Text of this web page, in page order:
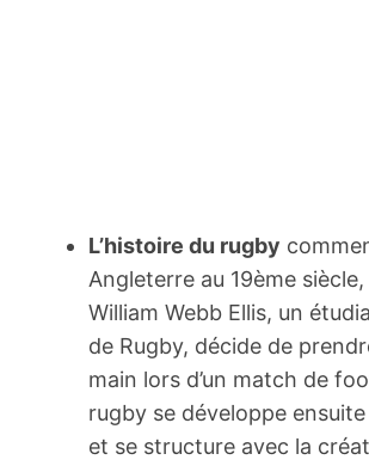
L’histoire du rugby
Angleterre au 19ème
William Webb Ellis, un
de Rugby, décide de
main lors d’un match de
rugby se développe
et se structure avec la